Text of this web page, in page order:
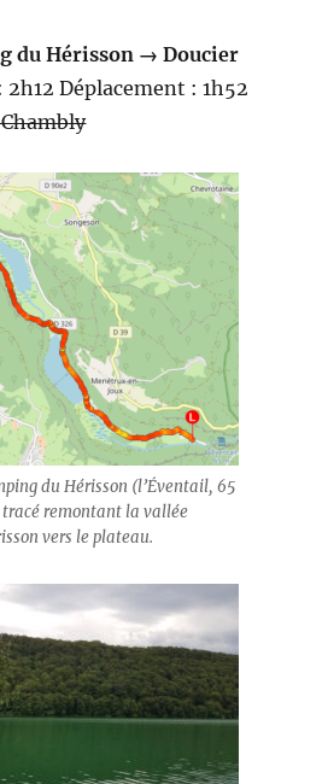
du Hérisson → Doucier
Déplacement : 1h52
du Hérisson (l’Éventail, 65
tracé remontant la vallée
vers le plateau.